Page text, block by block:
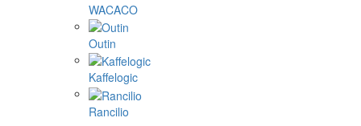
WACACO
Outin
Kaffelogic
Rancilio